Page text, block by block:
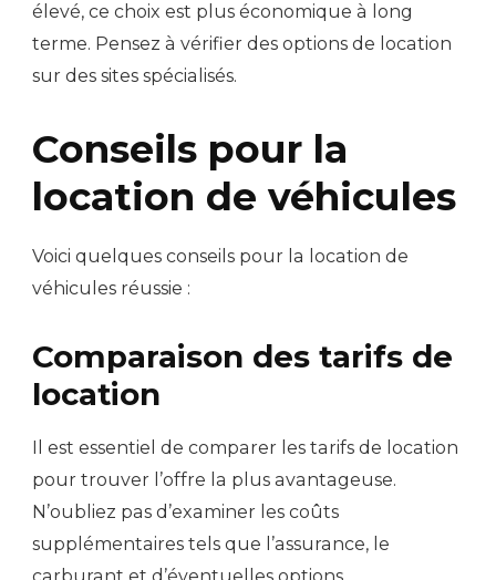
élevé, ce choix est plus économique à long
terme. Pensez à vérifier des options de location
sur des sites spécialisés.
Conseils pour la
location de véhicules
Voici quelques conseils pour la location de
véhicules réussie :
Comparaison des tarifs de
location
Il est essentiel de comparer les tarifs de location
pour trouver l’offre la plus avantageuse.
N’oubliez pas d’examiner les coûts
supplémentaires tels que l’assurance, le